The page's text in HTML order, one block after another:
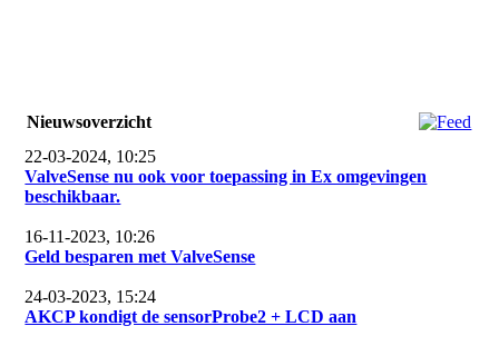
Nieuwsoverzicht
22-03-2024, 10:25
ValveSense nu ook voor toepassing in Ex omgevingen
beschikbaar.
16-11-2023, 10:26
Geld besparen met ValveSense
24-03-2023, 15:24
AKCP kondigt de sensorProbe2 + LCD aan